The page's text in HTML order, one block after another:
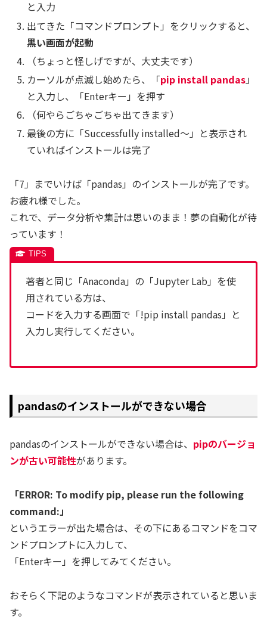
と入力
出てきた「コマンドプロンプト」をクリックすると、
黒い画面が起動
（ちょっと怪しげですが、大丈夫です）
カーソルが点滅し始めたら、「pip install pandas」
と入力し、「Enterキー」を押す
（何やらごちゃごちゃ出てきます）
最後の方に「Successfully installed～」と表示され
ていればインストールは完了
「7」までいけば「pandas」のインストールが完了です。
お疲れ様でした。
これで、データ分析や集計は思いのまま！夢の自動化が待
っています！
著者と同じ「Anaconda」の「Jupyter Lab」を使
用されている方は、
コードを入力する画面で「!pip install pandas」と
入力し実行してください。
pandasのインストールができない場合
pandasのインストールができない場合は、 pipのバージョ
ンが古い可能性があります。
「ERROR: To modify pip, please run the following
command:」
というエラーが出た場合は、その下にあるコマンドをコマ
ンドプロンプトに入力して、
「Enterキー」を押してみてください。
おそらく下記のようなコマンドが表示されていると思いま
す。